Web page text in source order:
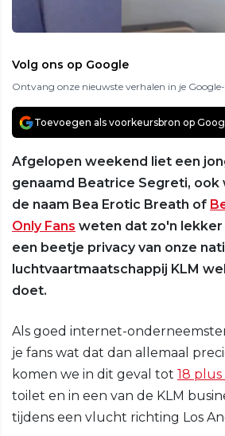
Volg ons op Google
Ontvang onze nieuwste verhalen in je Google-
Toevoegen als voorkeursbron op
Afgelopen weekend liet een
genaamd Beatrice Segreti, ook
de naam Bea Erotic Breath of
Only Fans weten dat zo'n
een beetje privacy van onze
luchtvaartmaatschappij KLM
doet.
Als goed internet-
je fans wat dat dan allemaal
komen we in dit geval tot 18
toilet en in een van de KLM
tijdens een vlucht richting Los